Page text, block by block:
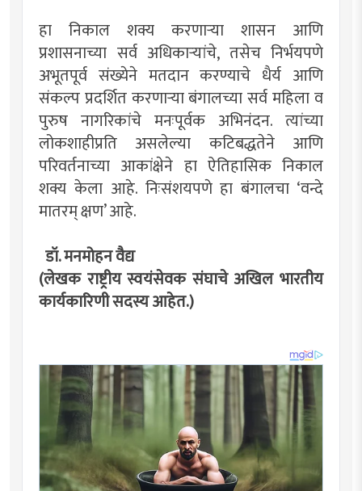
हा निकाल शक्य करणार्‍या शासन आणि
प्रशासनाच्या सर्व अधिकार्‍यांचे, तसेच निर्भयपणे
अभूतपूर्व संख्येने मतदान करण्याचे धैर्य आणि
संकल्प प्रदर्शित करणार्‍या बंगालच्या सर्व महिला व
पुरुष नागरिकांचे मनःपूर्वक अभिनंदन. त्यांच्या
लोकशाहीप्रति असलेल्या कटिबद्धतेने आणि
परिवर्तनाच्या आकांक्षेने हा ऐतिहासिक निकाल
शक्य केला आहे. निःसंशयपणे हा बंगालचा ‘वन्दे
मातरम् क्षण’ आहे.
डॉ. मनमोहन वैद्य
(लेखक राष्ट्रीय स्वयंसेवक संघाचे अखिल भारतीय
कार्यकारिणी सदस्य आहेत.)